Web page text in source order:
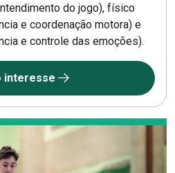
do jogo), físico
e coordenação motora) e
e controle das emoções).
interesse